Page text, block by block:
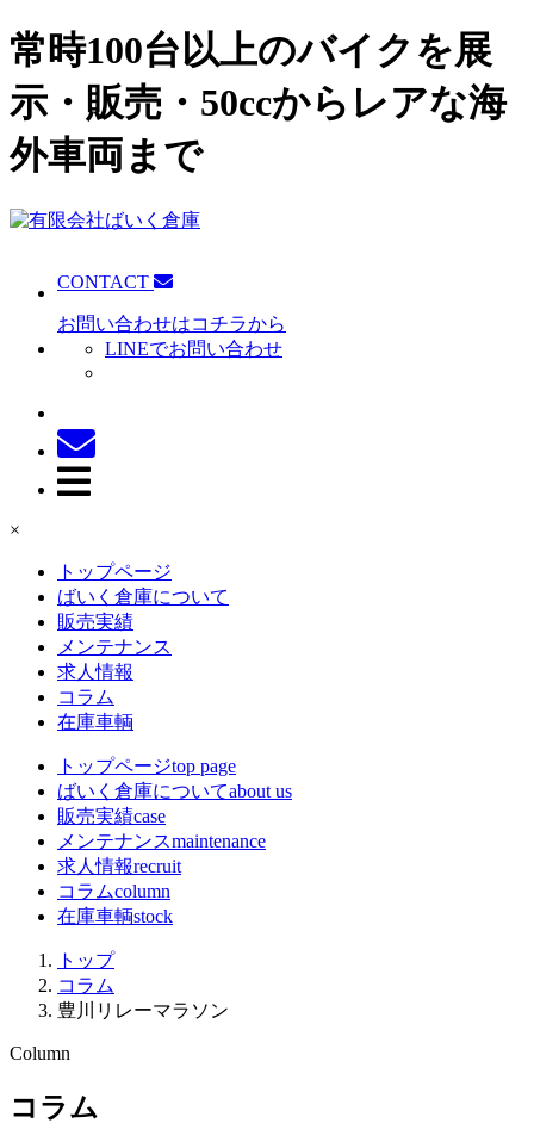
常時100台以上のバイクを展
示・販売・50ccからレアな海
外車両まで
CONTACT
お問い合わせはコチラから
LINEでお問い合わせ
×
トップページ
ばいく倉庫について
販売実績
メンテナンス
求人情報
コラム
在庫車輌
トップページtop page
ばいく倉庫についてabout us
販売実績case
メンテナンスmaintenance
求人情報recruit
コラムcolumn
在庫車輌stock
トップ
コラム
豊川リレーマラソン
Column
コラム